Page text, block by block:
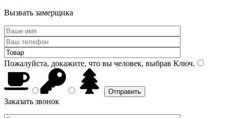
Вызвать замерщика
Пожалуйста, докажите, что вы человек, выбрав Ключ.
Заказать звонок